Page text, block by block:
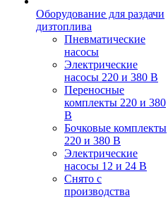
Оборудование для раздачи
дизтоплива
Пневматические
насосы
Электрические
насосы 220 и 380 В
Переносные
комплекты 220 и 380
В
Бочковые комплекты
220 и 380 В
Электрические
насосы 12 и 24 В
Снято с
производства